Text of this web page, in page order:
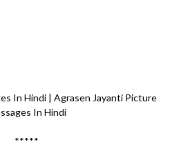
In Hindi | Agrasen Jayanti Picture
In Hindi
*****